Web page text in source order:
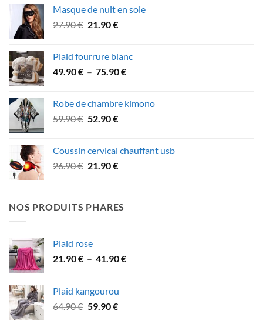
était :
106.90 €.
est :
Masque de nuit en soie
27.90€ Le
était :
27.90 €.
21.90€Le
est :
21.90 €.
Plaid fourrure blanc
49.90€ – 75.90€Plage
49.90 €
Robe de chambre kimono
59.90€ Le
était :
59.90 €.
52.90€Le
est :
52.90 €.
Coussin cervical chauffant usb
26.90€ Le
était :
26.90 €.
21.90€Le
est :
21.90 €.
NOS PRODUITS PHARES
Plaid rose
21.90€ – 41.90€Plage
Plaid kangourou
64.90€ Le
59.90€Le